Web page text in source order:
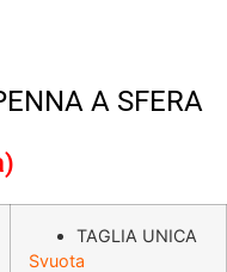
A SFERA
TAGLIA UNICA
Svuota